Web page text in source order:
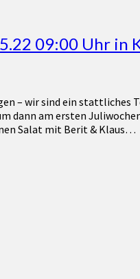
09:00 Uhr in
– wir sind ein stattliches
dann am ersten
Salat mit Berit & Klaus…